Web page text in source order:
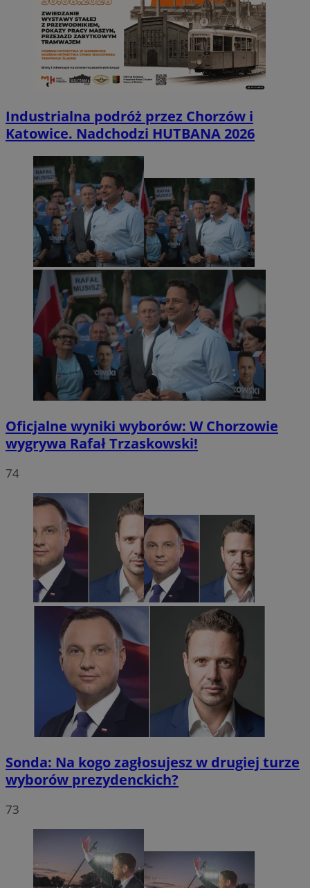
Industrialna podróż przez Chorzów i
Katowice. Nadchodzi HUTBANA 2026
Oficjalne wyniki wyborów: W Chorzowie
wygrywa Rafał Trzaskowski!
74
Sonda: Na kogo zagłosujesz w drugiej turze
wyborów prezydenckich?
73